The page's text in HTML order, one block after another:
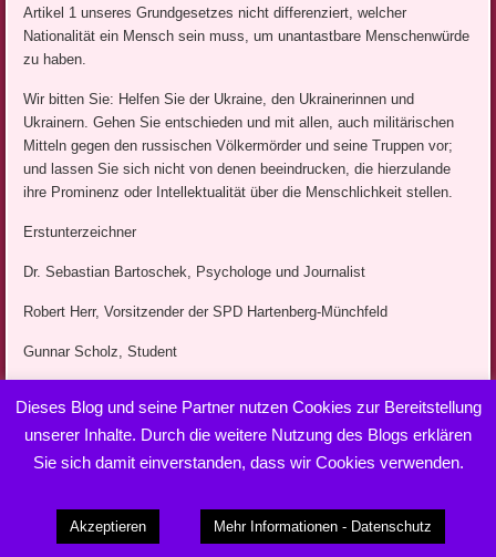
Artikel 1 unseres Grundgesetzes nicht differenziert, welcher
Nationalität ein Mensch sein muss, um unantastbare Menschenwürde
zu haben.
Wir bitten Sie: Helfen Sie der Ukraine, den Ukrainerinnen und
Ukrainern. Gehen Sie entschieden und mit allen, auch militärischen
Mitteln gegen den russischen Völkermörder und seine Truppen vor;
und lassen Sie sich nicht von denen beeindrucken, die hierzulande
ihre Prominenz oder Intellektualität über die Menschlichkeit stellen.
Erstunterzeichner
Dr. Sebastian Bartoschek, Psychologe und Journalist
Robert Herr, Vorsitzender der SPD Hartenberg-Münchfeld
Gunnar Scholz, Student
Andreas Kemna, Bundeswehrveteran
Richard Schüll
Stefanie Mandolla
Dieses Blog und seine Partner nutzen Cookies zur Bereitstellung
unserer Inhalte. Durch die weitere Nutzung des Blogs erklären
Sie sich damit einverstanden, dass wir Cookies verwenden.
Akzeptieren Mehr Informationen - Datenschutz